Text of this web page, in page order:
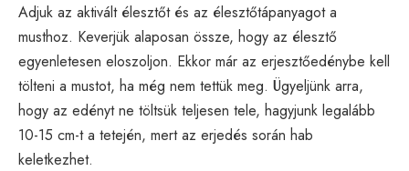
Adjuk az aktivált élesztőt és az élesztőtápanyagot a
musthoz. Keverjük alaposan össze, hogy az élesztő
egyenletesen eloszoljon. Ekkor már az erjesztőedénybe kell
tölteni a mustot, ha még nem tettük meg. Ügyeljünk arra,
hogy az edényt ne töltsük teljesen tele, hagyjunk legalább
10-15 cm-t a tetején, mert az erjedés során hab
keletkezhet.